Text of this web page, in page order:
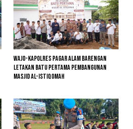
Wajo-kapolres Pagar Alam Barengan
Letakan Batu Pertama Pembangunan
Masjid Al-Istiqomah